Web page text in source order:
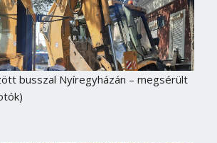
busszal Nyíregyházán – megsérült